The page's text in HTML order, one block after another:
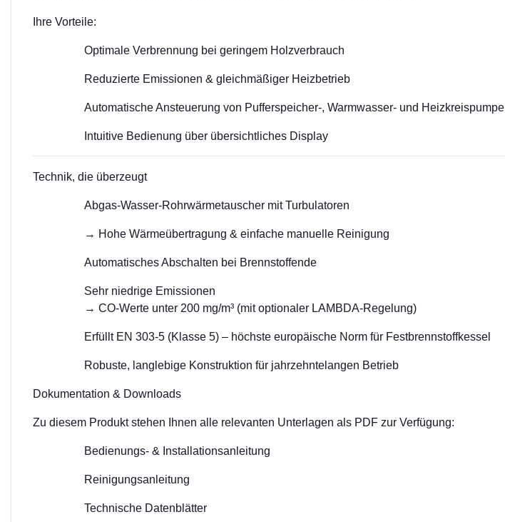
Ihre Vorteile:
Optimale Verbrennung bei geringem Holzverbrauch
Reduzierte Emissionen & gleichmäßiger Heizbetrieb
Automatische Ansteuerung von Pufferspeicher-, Warmwasser- und Heizkreispumpe
Intuitive Bedienung über übersichtliches Display
Technik, die überzeugt
Abgas-Wasser-Rohrwärmetauscher mit Turbulatoren
→ Hohe Wärmeübertragung & einfache manuelle Reinigung
Automatisches Abschalten bei Brennstoffende
Sehr niedrige Emissionen
→ CO-Werte unter 200 mg/m³ (mit optionaler LAMBDA-Regelung)
Erfüllt EN 303-5 (Klasse 5) – höchste europäische Norm für Festbrennstoffkessel
Robuste, langlebige Konstruktion für jahrzehntelangen Betrieb
Dokumentation & Downloads
Zu diesem Produkt stehen Ihnen alle relevanten Unterlagen als PDF zur Verfügung:
Bedienungs- & Installationsanleitung
Reinigungsanleitung
Technische Datenblätter